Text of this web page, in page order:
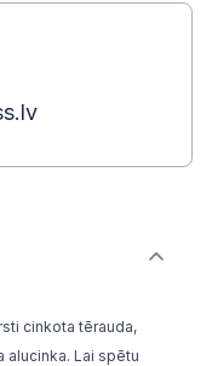
cinkota tērauda,
alucinka. Lai spētu